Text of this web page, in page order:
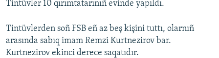
Tintüvler 10 qırımtatarınıñ evinde yapıldı.
Tintüvlerden soñ FSB eñ az beş kişini tuttı, olarnıñ
arasında sabıq imam Remzi Kurtnezirov bar.
Kurtnezirov ekinci derece saqatıdır.